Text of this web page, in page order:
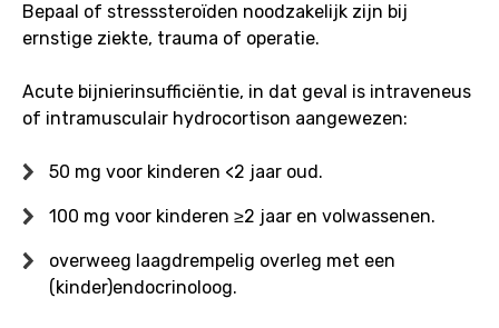
Bepaal of stresssteroïden noodzakelijk zijn bij
ernstige ziekte, trauma of operatie.
Acute bijnierinsufficiëntie, in dat geval is intraveneus
of intramusculair hydrocortison aangewezen:
50 mg voor kinderen <2 jaar oud.
100 mg voor kinderen ≥2 jaar en volwassenen.
overweeg laagdrempelig overleg met een
(kinder)endocrinoloog.